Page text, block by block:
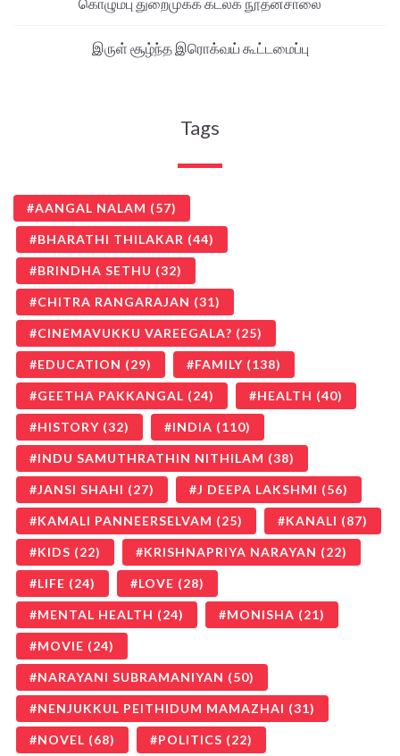
இருள் சூழ்ந்த இரொக்வய் கூட்டமைப்பு
Tags
AANGAL NALAM (57)
BHARATHI THILAKAR (44)
BRINDHA SETHU (32)
CHITRA RANGARAJAN (31)
CINEMAVUKKU VAREEGALA? (25)
EDUCATION (29) FAMILY (138)
GEETHA PAKKANGAL (24) HEALTH (40)
HISTORY (32) INDIA (110)
INDU SAMUTHRATHIN NITHILAM (38)
JANSI SHAHI (27) J DEEPA LAKSHMI (56)
KAMALI PANNEERSELVAM (25) KANALI (87)
KIDS (22) KRISHNAPRIYA NARAYAN (22)
LIFE (24) LOVE (28)
MENTAL HEALTH (24) MONISHA (21)
MOVIE (24)
NARAYANI SUBRAMANIYAN (50)
NENJUKKUL PEITHIDUM MAMAZHAI (31)
NOVEL (68) POLITICS (22)